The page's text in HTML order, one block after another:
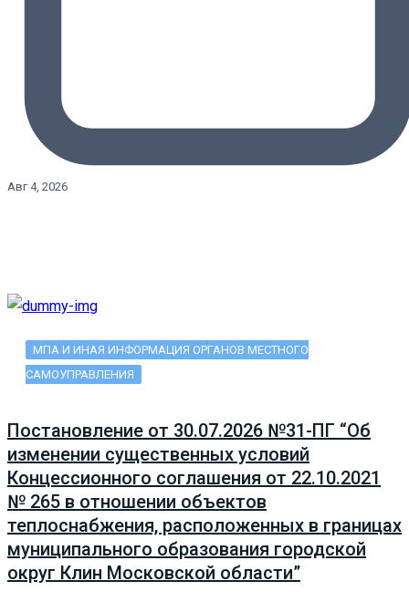
Авг 4, 2026
МПА И ИНАЯ ИНФОРМАЦИЯ ОРГАНОВ МЕСТНОГО
САМОУПРАВЛЕНИЯ
Постановление от 30.07.2026 №31-ПГ “Об
изменении существенных условий
Концессионного соглашения от 22.10.2021
№ 265 в отношении объектов
теплоснабжения, расположенных в границах
муниципального образования городской
округ Клин Московской области”